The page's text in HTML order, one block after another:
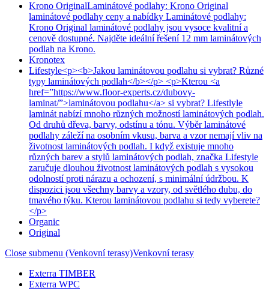
Krono OriginalLaminátové podlahy: Krono Original
laminátové podlahy ceny a nabídky Laminátové podlahy:
Krono Original laminátové podlahy jsou vysoce kvalitní a
cenově dostupné. Najděte ideální řešení 12 mm laminátových
podlah na Krono.
Kronotex
Lifestyle<p><b>Jakou laminátovou podlahu si vybrat? Různé
typy laminátových podlah</b></p> <p>Kterou <a
href=”https://www.floor-experts.cz/dubovy-
laminat/”>laminátovou podlahu</a> si vybrat? Lifestlyle
laminát nabízí mnoho různých možností laminátových podlah.
Od druhů dřeva, barvy, odstínu a tónu. Výběr laminátové
podlahy záleží na osobním vkusu, barva a vzor nemají vliv na
životnost laminátových podlah. I když existuje mnoho
různých barev a stylů laminátových podlah, značka Lifestyle
zaručuje dlouhou životnost laminátových podlah s vysokou
odolností proti nárazu a ochození, s minimální údržbou. K
dispozici jsou všechny barvy a vzory, od světlého dubu, do
tmavého týku. Kterou laminátovou podlahu si tedy vyberete?
</p>
Organic
Original
Close submenu (Venkovní terasy)Venkovní terasy
Exterra TIMBER
Exterra WPC